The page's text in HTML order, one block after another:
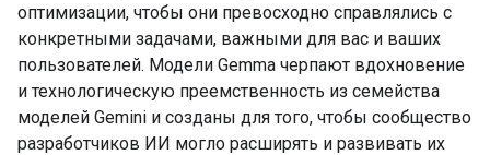
оптимизации, чтобы они превосходно справлялись с
конкретными задачами, важными для вас и ваших
пользователей. Модели Gemma черпают вдохновение
и технологическую преемственность из семейства
моделей Gemini и созданы для того, чтобы сообщество
разработчиков ИИ могло расширять и развивать их